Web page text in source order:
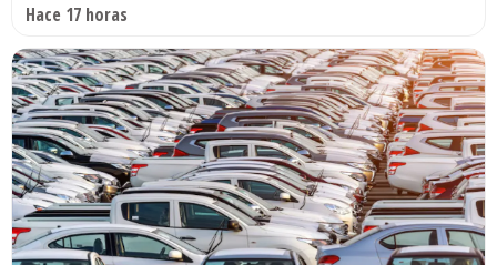
Hace 17 horas